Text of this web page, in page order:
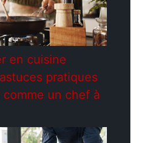
en cuisine
pratiques
un chef à